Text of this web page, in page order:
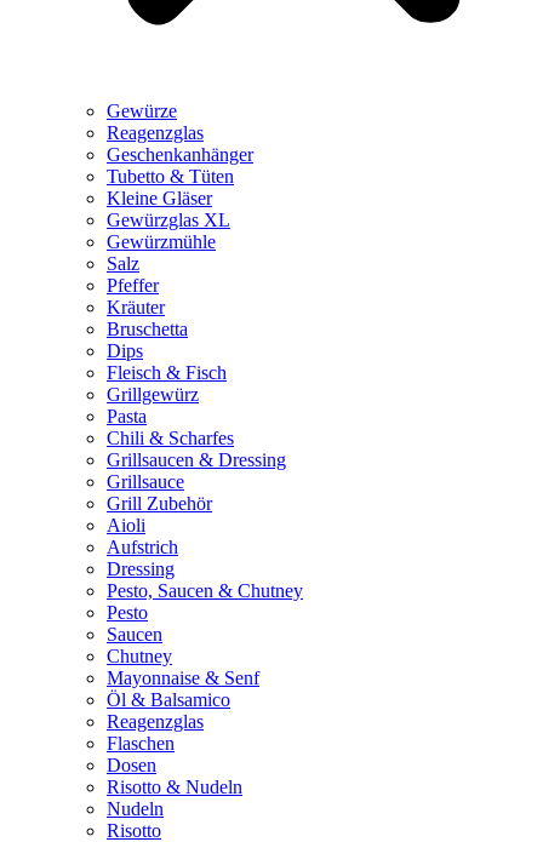
Gewürze
Reagenzglas
Geschenkanhänger
Tubetto & Tüten
Kleine Gläser
Gewürzglas XL
Gewürzmühle
Salz
Pfeffer
Kräuter
Bruschetta
Dips
Fleisch & Fisch
Grillgewürz
Pasta
Chili & Scharfes
Grillsaucen & Dressing
Grillsauce
Grill Zubehör
Aioli
Aufstrich
Dressing
Pesto, Saucen & Chutney
Pesto
Saucen
Chutney
Mayonnaise & Senf
Öl & Balsamico
Reagenzglas
Flaschen
Dosen
Risotto & Nudeln
Nudeln
Risotto